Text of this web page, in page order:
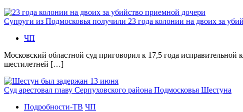
Супруги из Подмосковья получили 23 года колонии на двоих за
ЧП
Московский областной суд приговорил к 17,5 года
шестилетней […]
Суд арестовал главу Серпуховского района Подмосковья Шестуна
Подробности-ТВ ЧП